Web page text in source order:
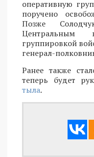
оперативную
поручено
Позже
группировкой
генерал-
Ранее также
теперь будет
тыла.